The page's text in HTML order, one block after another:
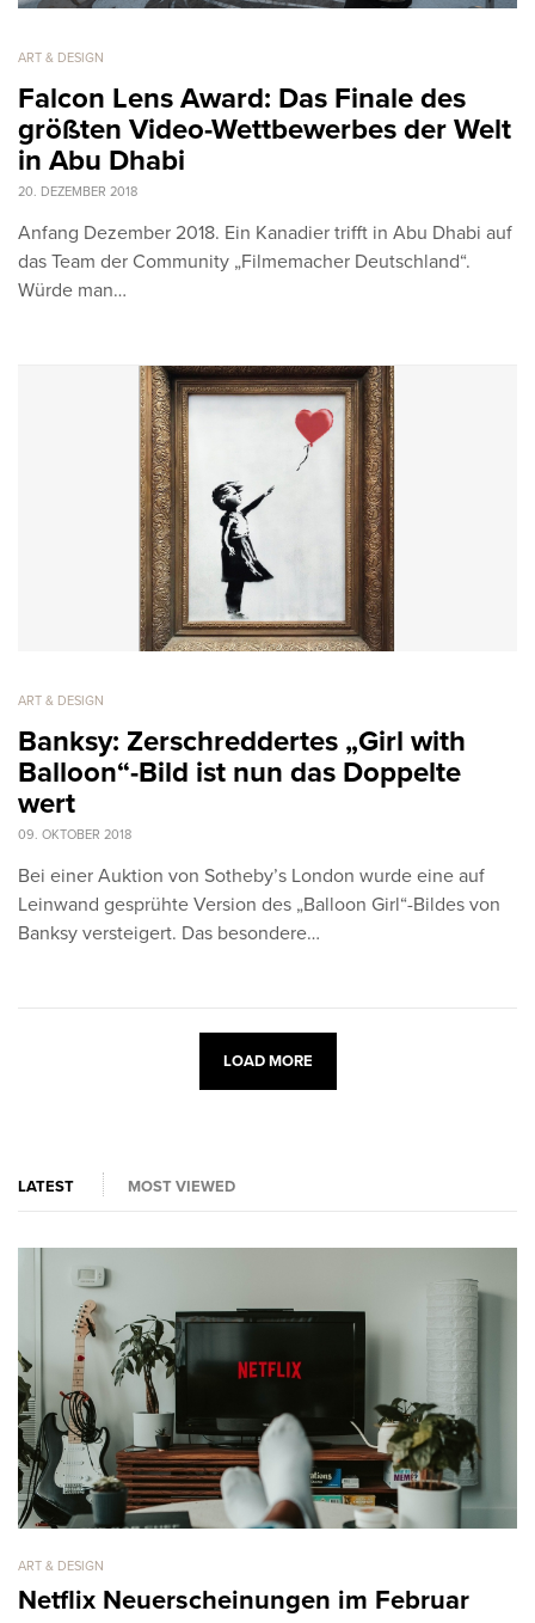
ART & DESIGN
Falcon Lens Award: Das Finale des
größten Video-Wettbewerbes der Welt
in Abu Dhabi
20. DEZEMBER 2018
Anfang Dezember 2018. Ein Kanadier trifft in Abu Dhabi auf
das Team der Community „Filmemacher Deutschland“.
Würde man…
ART & DESIGN
Banksy: Zerschreddertes „Girl with
Balloon“-Bild ist nun das Doppelte
wert
09. OKTOBER 2018
Bei einer Auktion von Sotheby’s London wurde eine auf
Leinwand gesprühte Version des „Balloon Girl“-Bildes von
Banksy versteigert. Das besondere…
LOAD MORE
LATEST MOST VIEWED
ART & DESIGN
Netflix Neuerscheinungen im Februar